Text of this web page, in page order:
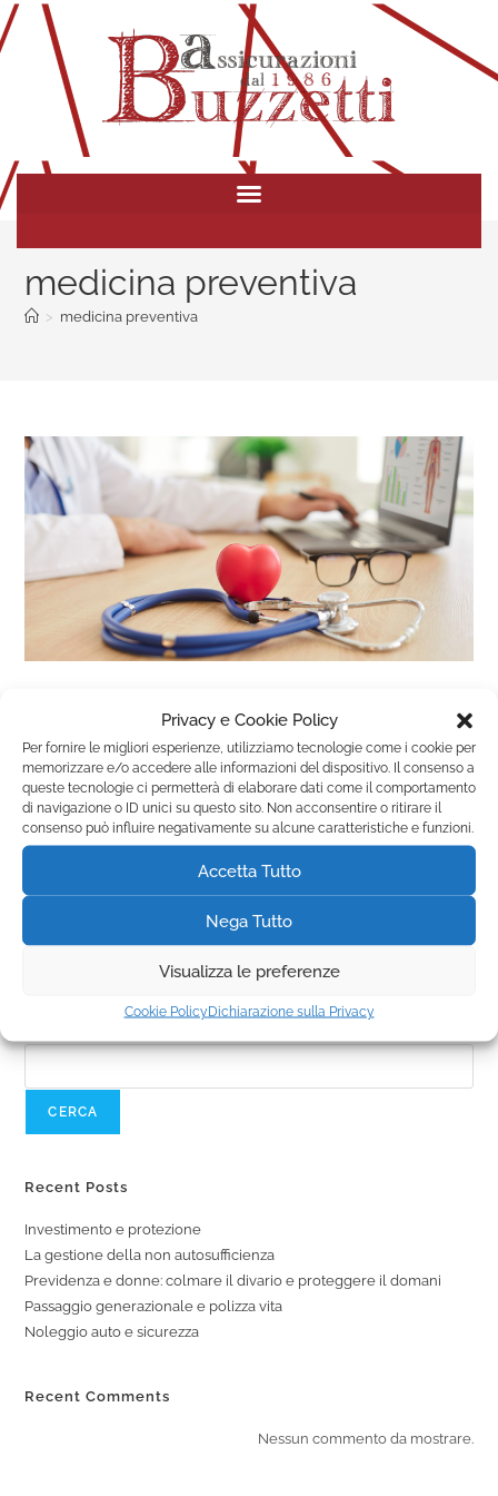
Privacy e Cookie Policy
Per fornire le migliori esperienze, utilizziamo tecnologie come i cookie per
memorizzare e/o accedere alle informazioni del dispositivo. Il consenso a
queste tecnologie ci permetterà di elaborare dati come il comportamento
di navigazione o ID unici su questo sito. Non acconsentire o ritirare il
consenso può influire negativamente su alcune caratteristiche e funzioni.
Accetta Tutto
Nega Tutto
Visualizza le preferenze
Cookie PolicyDichiarazione sulla Privacy
medicina preventiva
> medicina preventiva
Novità
Continua A Leggere
Proteggi te stesso e la tua famiglia con scelte intelligenti per
la salute Pensa alla tua salute La vita è imprevedibile e la
salute è il nostro bene più prezioso.…
CERCA
Recent Posts
Investimento e protezione
La gestione della non autosufficienza
Previdenza e donne: colmare il divario e proteggere il domani
Passaggio generazionale e polizza vita
Noleggio auto e sicurezza
Recent Comments
Nessun commento da mostrare.